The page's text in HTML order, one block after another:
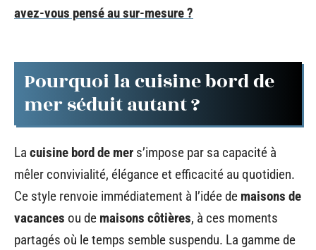
avez-vous pensé au sur-mesure ?
Pourquoi la cuisine bord de
mer séduit autant ?
La cuisine bord de mer s’impose par sa capacité à
mêler convivialité, élégance et efficacité au quotidien.
Ce style renvoie immédiatement à l’idée de maisons de
vacances ou de maisons côtières, à ces moments
partagés où le temps semble suspendu. La gamme de